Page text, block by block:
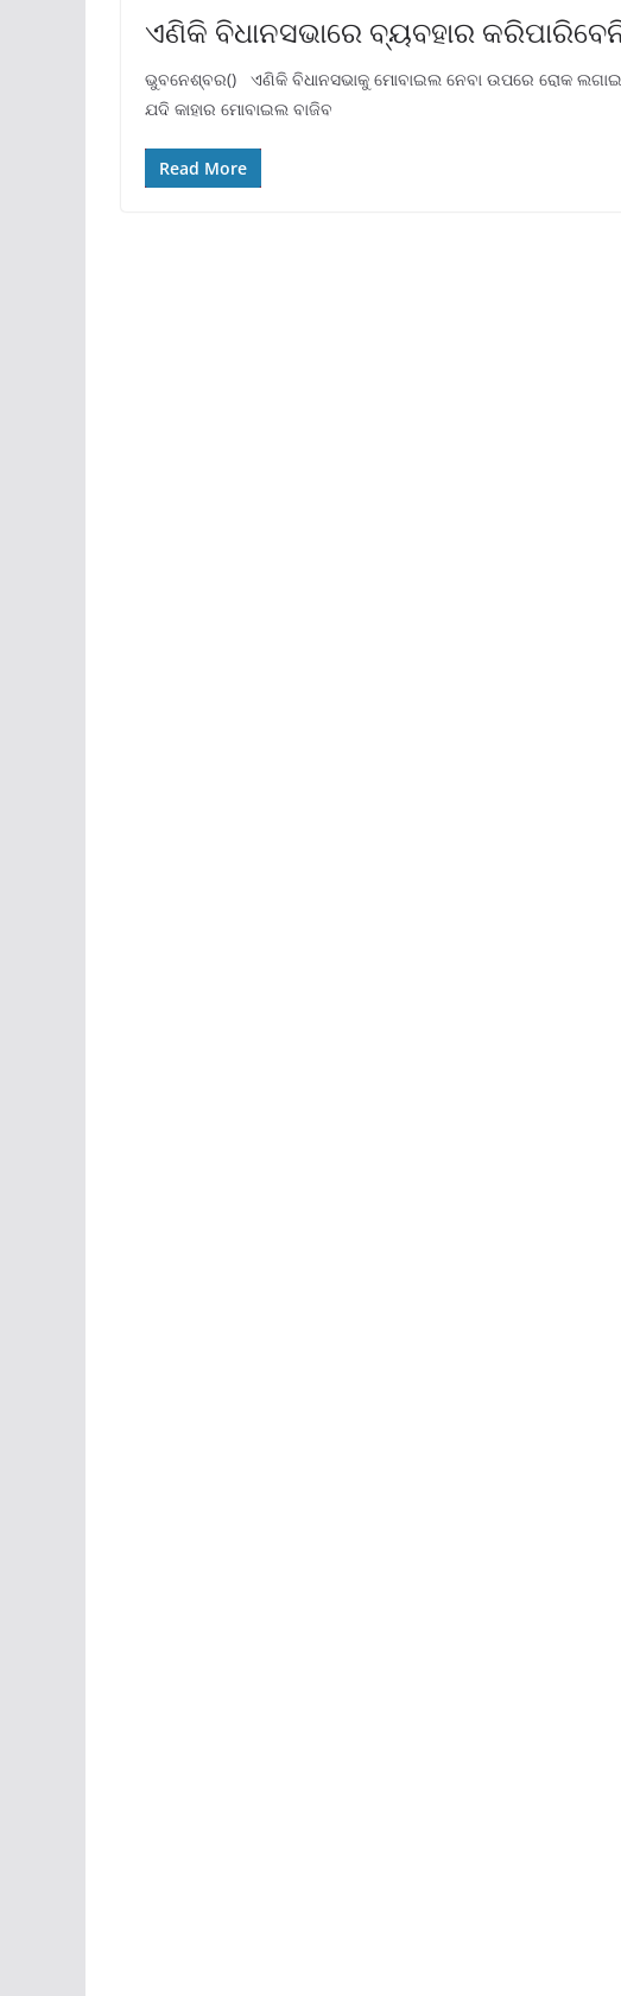
ଏଣିକି ବିଧାନସଭାରେ ବ୍ୟବହାର
ଭୁବନେଶ୍ବର() ଏଣିକି ବିଧାନସଭାକୁ ମୋବାଇଲ ନେବା ଉପରେ ରୋକ
ଯଦି କାହାର ମୋବାଇଲ ବାଜିବ
Read More